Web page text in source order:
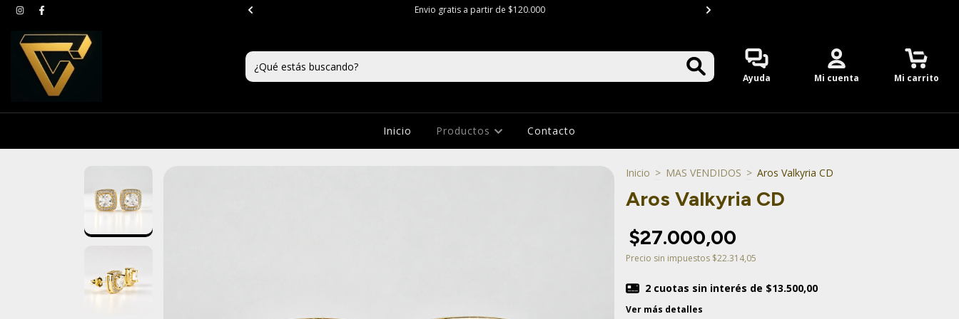
a partir de $99.999 Envio gratis a partir de $120.000
Ayuda Mi cuenta Mi carrito
Inicio Productos Contacto
Inicio > MAS VENDIDOS > Aros Valkyria CD
Aros Valkyria CD
$27.000,00
Precio sin impuestos $22.314,05
2 cuotas sin interés de $13.500,00
Ver más detalles